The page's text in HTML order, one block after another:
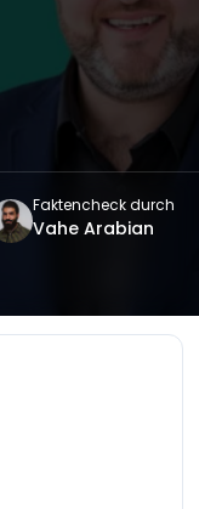
Faktencheck durch
Vahe Arabian